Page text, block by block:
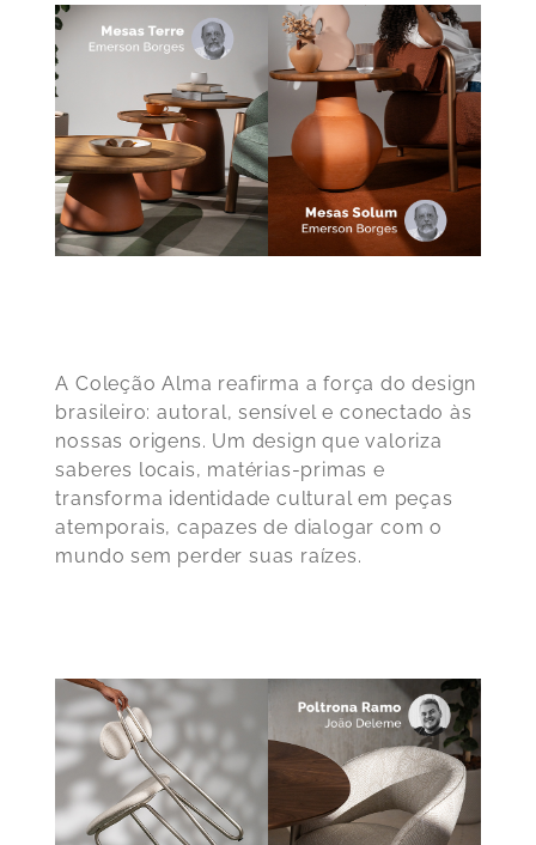
A Coleção Alma reafirma a força do design
brasileiro: autoral, sensível e conectado às
nossas origens. Um design que valoriza
saberes locais, matérias-primas e
transforma identidade cultural em peças
atemporais, capazes de dialogar com o
mundo sem perder suas raízes.